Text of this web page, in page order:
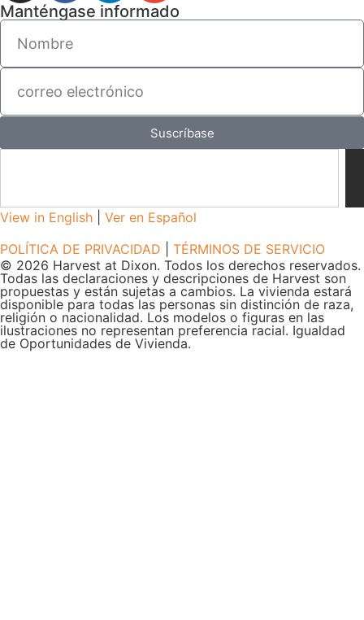
Manténgase informado
Suscríbase
View in English
Ver en Español
POLÍTICA DE PRIVACIDAD
TÉRMINOS DE SERVICIO
© 2026 Harvest at Dixon. Todos los derechos reservados.
Todas las declaraciones y descripciones de Harvest son
propuestas y están sujetas a cambios. La vivienda estará
disponible para todas las personas sin distinción de raza,
religión o nacionalidad. Los modelos o figuras en las
ilustraciones no representan preferencia racial. Igualdad
de Oportunidades de Vivienda.